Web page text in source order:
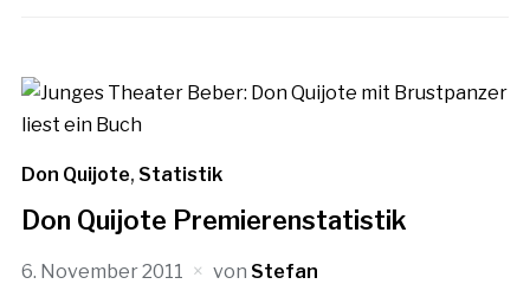
Don Quijote, Statistik
Don Quijote Premierenstatistik
6. November 2011 von Stefan